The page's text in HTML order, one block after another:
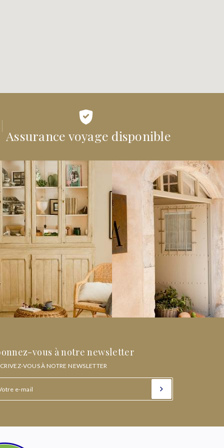
Assurance voyage disponible
vous à notre newsletter
VOUS À NOTRE NEWSLETTER